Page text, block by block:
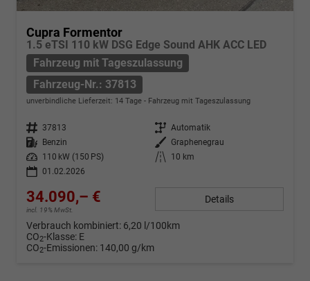
Cupra Formentor
1.5 eTSI 110 kW DSG Edge Sound AHK ACC LED
Fahrzeug mit Tageszulassung
Fahrzeug-Nr.: 37813
unverbindliche Lieferzeit: 14 Tage Fahrzeug mit Tageszulassung
Fahrzeug-Nr. 37813 Getriebe Automatik
Kraftstoff Benzin Außenfarbe
Graphenegrau
Leistung
110 kW (150 PS) Kilometerstand
10 km
01.02.2026
34.090,– €
incl. 19% MwSt.
Details
Verbrauch kombiniert: 6,20 l/100km
CO2-Klasse: E
CO2-Emissionen: 140,00 g/km